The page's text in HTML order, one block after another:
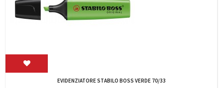
EVIDENZIATORE STABILO BOSS VERDE 70/33